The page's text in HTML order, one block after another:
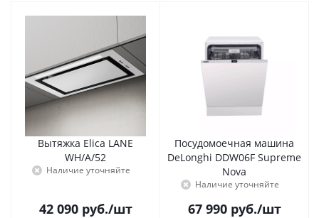
Вытяжка Elica LANE
WH/A/52
Наличие уточняйте
42 090руб./шт
Посудомоечная машина
DeLonghi DDW06F Supreme
Nova
Наличие уточняйте
67 990руб./шт